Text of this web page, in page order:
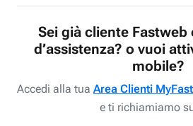
Sei già cliente Fastweb
d’assistenza? o vuoi
mobile?
Accedi alla tua Area Clienti
e ti richiamiamo